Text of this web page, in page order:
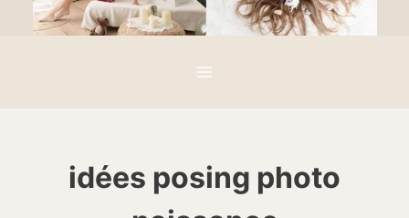
idées posing photo